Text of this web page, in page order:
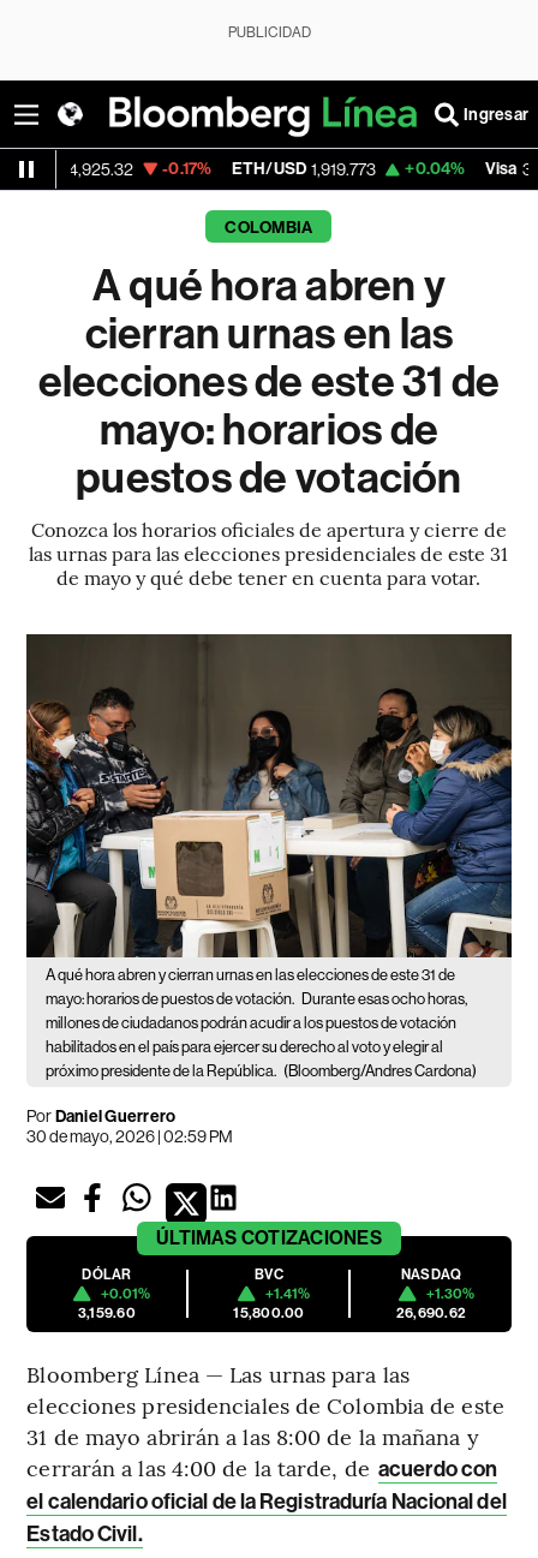
PUBLICIDAD
Ingresar
-0.17% ETH/USD 1,919.773 +0.04% Visa 362.50 -
COLOMBIA
A qué hora abren y
cierran urnas en las
elecciones de este 31 de
mayo: horarios de
puestos de votación
Conozca los horarios oficiales de apertura y cierre de
las urnas para las elecciones presidenciales de este 31
de mayo y qué debe tener en cuenta para votar.
A qué hora abren y cierran urnas en las elecciones de este 31 de
mayo: horarios de puestos de votación. Durante esas ocho horas,
millones de ciudadanos podrán acudir a los puestos de votación
habilitados en el país para ejercer su derecho al voto y elegir al
próximo presidente de la República. (Bloomberg/Andres Cardona)
PorDaniel Guerrero
30 de mayo, 2026 | 02:59 PM
ÚLTIMAS COTIZACIONES
DÓLAR
+0.01%
3,159.60
BVC
+1.41%
15,800.00
NASDAQ
+1.30%
26,690.62
Bloomberg Línea — Las urnas para las
elecciones presidenciales de Colombia de este
31 de mayo abrirán a las 8:00 de la mañana y
cerrarán a las 4:00 de la tarde, de acuerdo con
el calendario oficial de la Registraduría Nacional del
Estado Civil.